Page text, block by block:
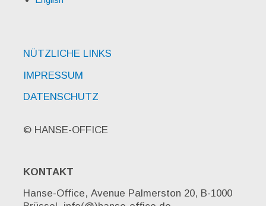
NÜTZLICHE LINKS
IMPRESSUM
DATENSCHUTZ
© HANSE-OFFICE
KONTAKT
Hanse-Office, Avenue Palmerston 20, B-1000